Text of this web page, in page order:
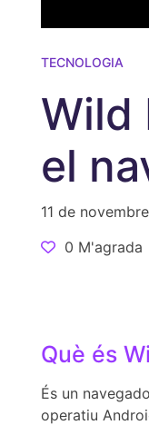
TECNOLOGIA
Wild
el
11 de
0 M'agrada
Què és
És un
operatiu